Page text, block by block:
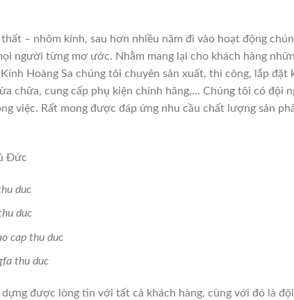
– nhôm kính, sau hơn nhiều năm đi vào hoạt động
người từng mơ ước. Nhằm mang lại cho khách hàng
Hoàng Sa chúng tôi chuyên sản xuất, thi công, lắp đặt
chữa, cung cấp phụ kiện chính hãng,… Chúng tôi có đội
việc. Rất mong được đáp ứng nhu cầu chất lượng sản
Đức
duc
duc
cap thu duc
thu duc
được lòng tin với tất cả khách hàng, cùng với đó là